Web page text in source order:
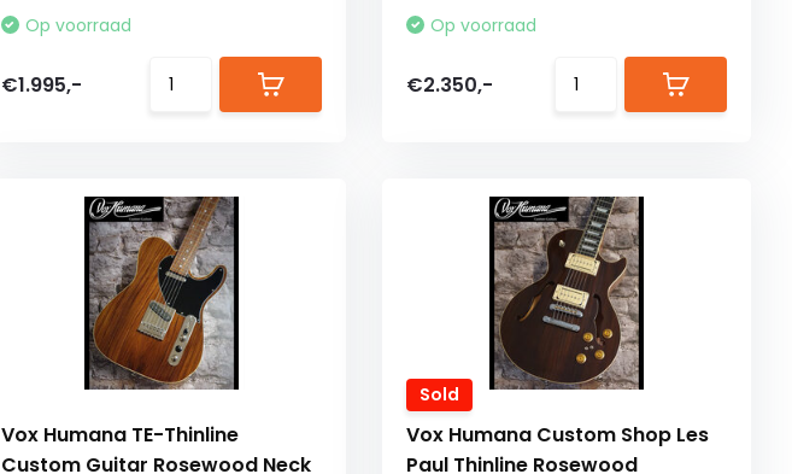
Op voorraad
€1.995,-
Op voorraad
€2.350,-
Vox Humana TE-Thinline
Custom Guitar Rosewood Neck
Sold
Vox Humana Custom Shop Les
Paul Thinline Rosewood